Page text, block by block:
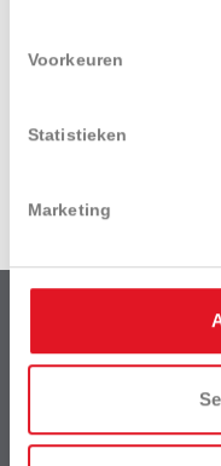
Voorkeuren
Statistieken
Marketing
Handgedragen
HH Gardenmaakt als